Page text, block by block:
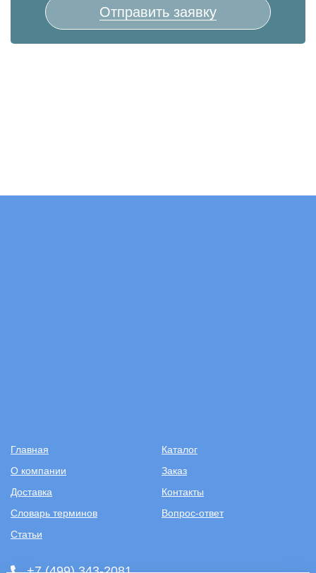
Отправить заявку
Главная
Каталог
О компании
Заказ
Доставка
Контакты
Словарь терминов
Вопрос-ответ
Статьи